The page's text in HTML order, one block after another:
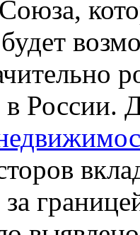
будет
в России.